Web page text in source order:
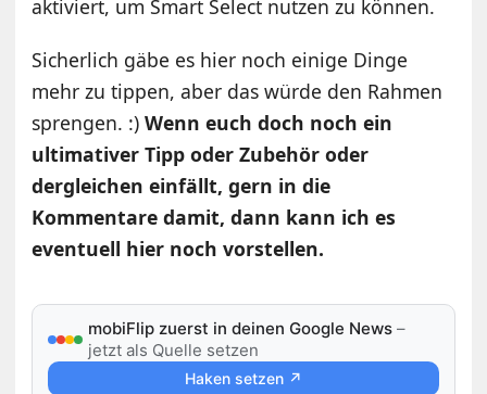
aktiviert, um Smart Select nutzen zu können.
Sicherlich gäbe es hier noch einige Dinge
mehr zu tippen, aber das würde den Rahmen
sprengen. :)Wenn euch doch noch ein
ultimativer Tipp oder Zubehör oder
dergleichen einfällt, gern in die
Kommentare damit, dann kann ich es
eventuell hier noch vorstellen.
mobiFlip zuerst in deinen Google News –
jetzt als Quelle setzen
Haken setzen ↗